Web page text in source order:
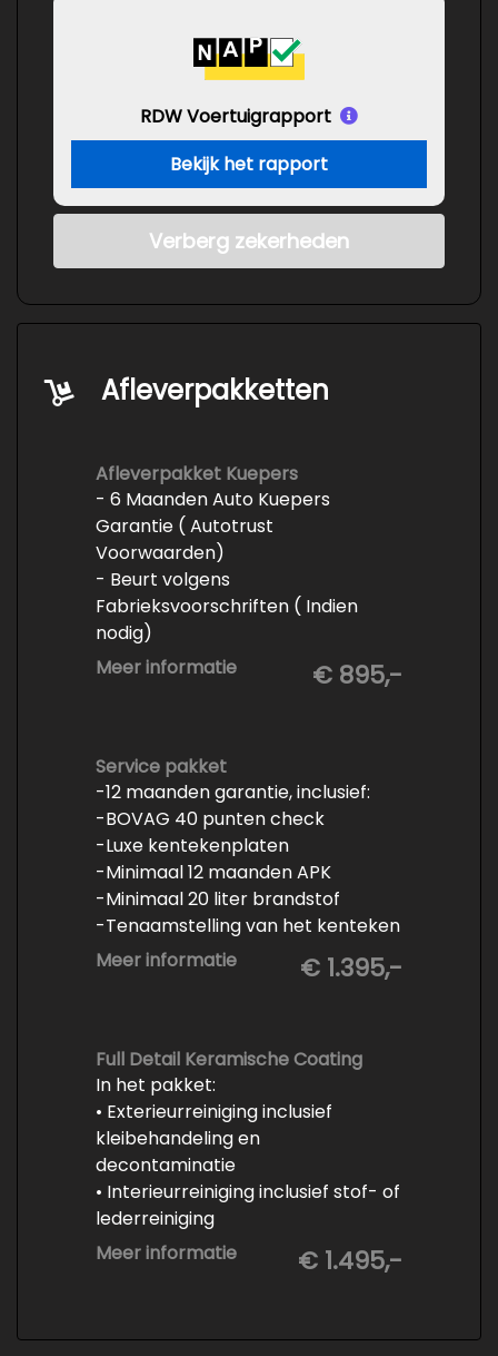
RDW Voertuigrapport
Bekijk het rapport
Verberg zekerheden
Afleverpakketten
Afleverpakket Kuepers
- 6 Maanden Auto Kuepers
Garantie ( Autotrust
Voorwaarden)
- Beurt volgens
Fabrieksvoorschriften ( Indien
nodig)
- Minimaal 6 maanden APK
- Minimaal 3 mm banden profiel
vrijwaren
- Volledige inspectie
- Poetsen binnen en buiten
Meer informatie € 895,-
Service pakket
-12 maanden garantie, inclusief:
-BOVAG 40 punten check
-Luxe kentekenplaten
-Minimaal 12 maanden APK
-Minimaal 20 liter brandstof
-Tenaamstelling van het kenteken
-Vrijwaren van de inruilauto
polijsten
Meer informatie € 1.395,-
Full Detail Keramische Coating
In het pakket:
• Exterieurreiniging inclusief
kleibehandeling en
decontaminatie
• Interieurreiniging inclusief stof- of
lederreiniging
• 3-staps lakcorrectie
• Keramische Coating (+/- 5 jaar)
Meer informatie € 1.495,-